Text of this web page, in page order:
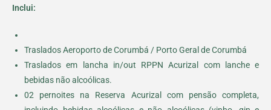
Inclui:
Traslados Aeroporto de Corumbá / Porto Geral de Corumbá
Traslados em lancha in/out RPPN Acurizal com lanche e
bebidas não alcoólicas.
02 pernoites na Reserva Acurizal com pensão completa,